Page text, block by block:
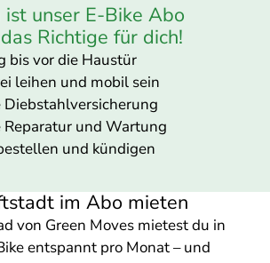
ist unser E-Bike Abo
Richtige für dich!
bis vor die Haustür
leihen und mobil sein
Diebstahlversicherung
Reparatur und Wartung
und kündigen
im Abo mieten
von Green Moves mietest du in
entspannt pro Monat – und